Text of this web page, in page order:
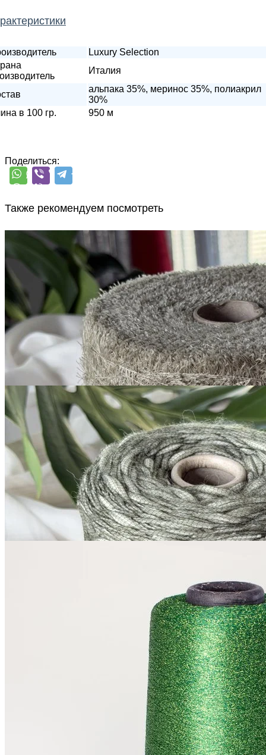
Luxury Selection
Италия
альпака 35%, меринос 35%, полиакрил
30%
в 100 гр.
950 м
Поделиться:
Также рекомендуем посмотреть
В наличии 7385 гр
G&G Filati
Silk Linen
шёлк 30%, лён 70%
200 м/100 гмешковина
890₽
за 100 г
Купить
В наличии 4080 гр
G&G Filati
Boccolo
меринос 70%, хлопок 30%
240 м/100 гхаки с серым
980₽
за 100 г
Купить
вискоза 65%, люрекс 35%
нефритовый